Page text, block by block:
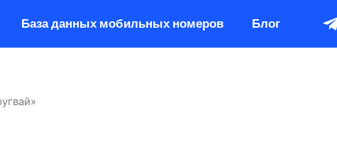
База данных мобильных номеров Блог